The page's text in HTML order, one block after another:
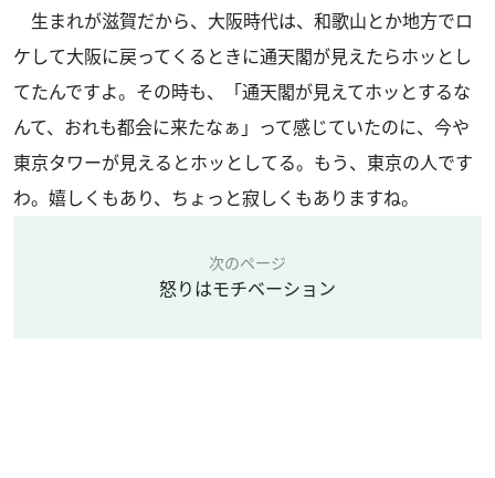
生まれが滋賀だから、大阪時代は、和歌山とか地方でロ
ケして大阪に戻ってくるときに通天閣が見えたらホッとし
てたんですよ。その時も、「通天閣が見えてホッとするな
んて、おれも都会に来たなぁ」って感じていたのに、今や
東京タワーが見えるとホッとしてる。もう、東京の人です
わ。嬉しくもあり、ちょっと寂しくもありますね。
次のページ
怒りはモチベーション